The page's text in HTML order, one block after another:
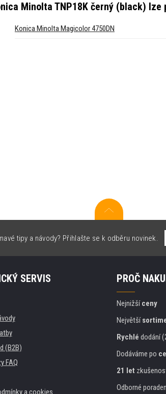
Minolta TNP18K černý (black) lze
Konica Minolta Magicolor 4750DN
tipy a návody? Přihlašte se k odběru novinek.
SERVIS
(B2B)
FAQ
a cookies
PROČ
Nejnižšíceny
Největší
Rychlé dodání
Dodáváme po
21 let
Odborné